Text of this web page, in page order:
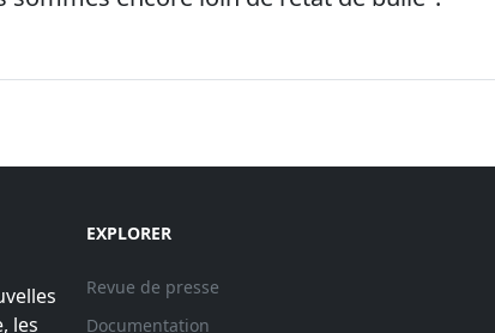
les
EXPLORER
Revue de presse
Documentation